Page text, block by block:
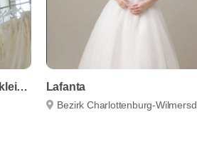
Brautmoden und Festbekleidung Schönwalde Lafanta
Bezirk Charlottenburg-Wilmersdorf